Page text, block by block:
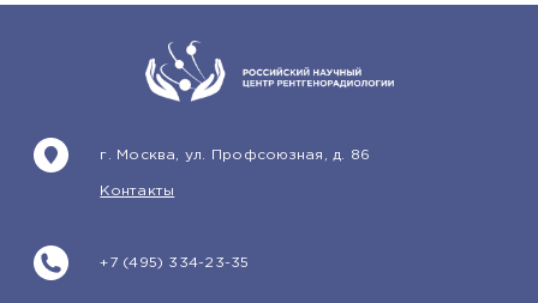
+7 (495) 334-23-35
г. Москва, ул. Профсоюзная, д. 86
Контакты